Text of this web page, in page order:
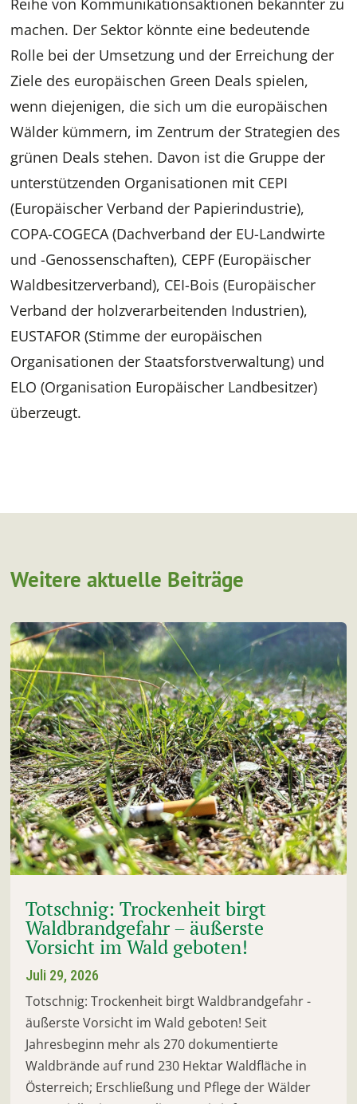
Reihe von Kommunikationsaktionen bekannter zu
machen. Der Sektor könnte eine bedeutende
Rolle bei der Umsetzung und der Erreichung der
Ziele des europäischen Green Deals spielen,
wenn diejenigen, die sich um die europäischen
Wälder kümmern, im Zentrum der Strategien des
grünen Deals stehen. Davon ist die Gruppe der
unterstützenden Organisationen mit CEPI
(Europäischer Verband der Papierindustrie),
COPA-COGECA (Dachverband der EU-Landwirte
und -Genossenschaften), CEPF (Europäischer
Waldbesitzerverband), CEI-Bois (Europäischer
Verband der holzverarbeitenden Industrien),
EUSTAFOR (Stimme der europäischen
Organisationen der Staatsforstverwaltung) und
ELO (Organisation Europäischer Landbesitzer)
überzeugt.
Weitere aktuelle Beiträge
Totschnig: Trockenheit birgt
Waldbrandgefahr – äußerste
Vorsicht im Wald geboten!
Juli 29, 2026
Totschnig: Trockenheit birgt Waldbrandgefahr -
äußerste Vorsicht im Wald geboten! Seit
Jahresbeginn mehr als 270 dokumentierte
Waldbrände auf rund 230 Hektar Waldfläche in
Österreich; Erschließung und Pflege der Wälder